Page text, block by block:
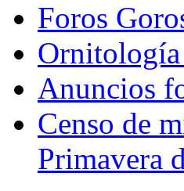
Foros
Anuncios
Censo de
Primavera